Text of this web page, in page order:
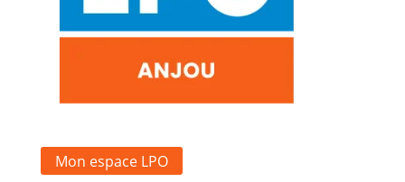
Mon espace LPO